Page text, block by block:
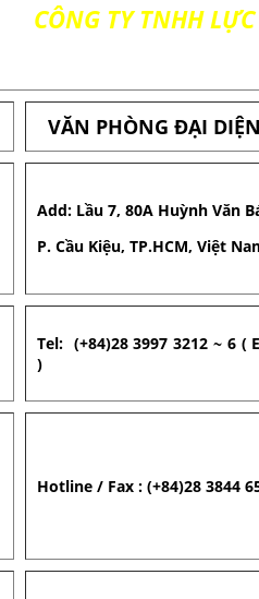
CÔNG TY TNHH
VĂN PHÒNG ĐẠI DIỆN
Add: Lầu 7, 80A Huỳnh Văn
P. Cầu Kiệu, TP.HCM, Việt
Tel: (+84)28 3997 3212 ~ 6 (
)
Hotline / Fax : (+84)28 3844